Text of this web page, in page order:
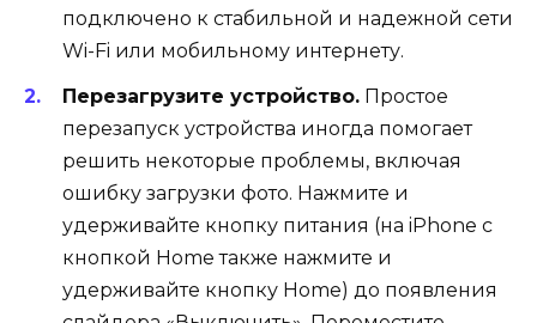
подключено к стабильной и надежной сети
Wi-Fi или мобильному интернету.
Перезагрузите устройство. Простое
перезапуск устройства иногда помогает
решить некоторые проблемы, включая
ошибку загрузки фото. Нажмите и
удерживайте кнопку питания (на iPhone с
кнопкой Home также нажмите и
удерживайте кнопку Home) до появления